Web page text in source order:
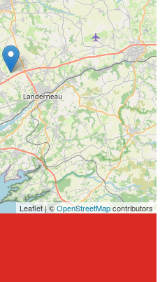
Leaflet | ©OpenStreetMapcontributors